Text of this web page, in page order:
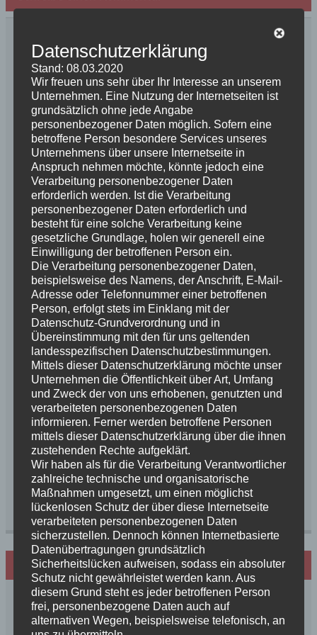
Deine E-Mail-Adresse wird nicht veröffentlicht.
Erforderliche Felder sind mit*markiert
Kommentar *
Name*
E-Mail-Adresse*
Website
Name, E-Mail-Adresse und Website in diesem
Browser für meinen nächsten Kommentar
speichern.
Hundezucht mit Herz
Datenschutzerklärung
Stand: 08.03.2020
Wir freuen uns sehr über Ihr Interesse an unserem
Unternehmen. Eine Nutzung der Internetseiten ist
grundsätzlich ohne jede Angabe
personenbezogener Daten möglich. Sofern eine
betroffene Person besondere Services unseres
Unternehmens über unsere Internetseite in
Anspruch nehmen möchte, könnte jedoch eine
Verarbeitung personenbezogener Daten
erforderlich werden. Ist die Verarbeitung
personenbezogener Daten erforderlich und
besteht für eine solche Verarbeitung keine
gesetzliche Grundlage, holen wir generell eine
Einwilligung der betroffenen Person ein.
Die Verarbeitung personenbezogener Daten,
beispielsweise des Namens, der Anschrift, E-Mail-
Adresse oder Telefonnummer einer betroffenen
Person, erfolgt stets im Einklang mit der
Datenschutz-Grundverordnung und in
Übereinstimmung mit den für uns geltenden
landesspezifischen Datenschutzbestimmungen.
Mittels dieser Datenschutzerklärung möchte unser
Unternehmen die Öffentlichkeit über Art, Umfang
und Zweck der von uns erhobenen, genutzten und
verarbeiteten personenbezogenen Daten
informieren. Ferner werden betroffene Personen
mittels dieser Datenschutzerklärung über die ihnen
zustehenden Rechte aufgeklärt.
Wir haben als für die Verarbeitung Verantwortlicher
zahlreiche technische und organisatorische
Maßnahmen umgesetzt, um einen möglichst
lückenlosen Schutz der über diese Internetseite
verarbeiteten personenbezogenen Daten
sicherzustellen. Dennoch können Internetbasierte
Datenübertragungen grundsätzlich
Sicherheitslücken aufweisen, sodass ein absoluter
Schutz nicht gewährleistet werden kann. Aus
diesem Grund steht es jeder betroffenen Person
frei, personenbezogene Daten auch auf
alternativen Wegen, beispielsweise telefonisch, an